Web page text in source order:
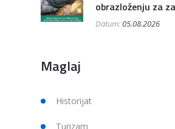
obrazloženju za
Datum:05.08.2026
Maglaj
Historijat
Turizam